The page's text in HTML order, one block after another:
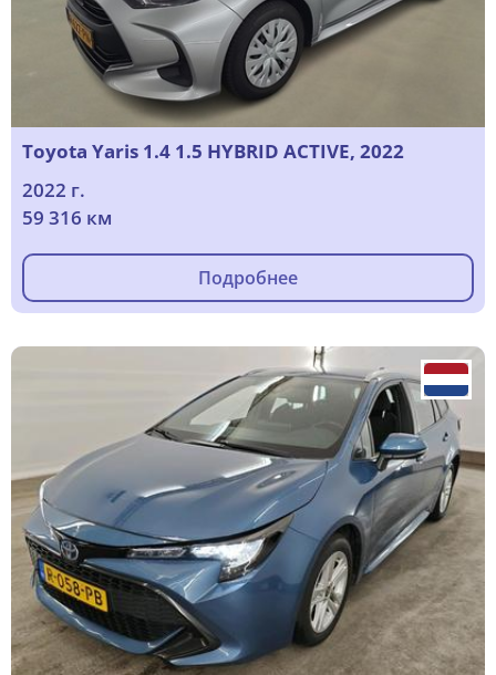
Toyota Yaris 1.4 1.5 HYBRID ACTIVE, 2022
2022 г.
59 316 км
Подробнее